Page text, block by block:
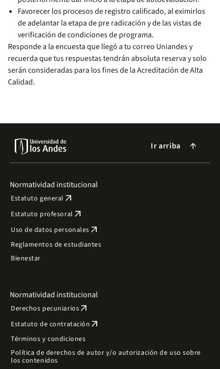
Favorecer los procesos de registro calificado, al eximirlos
de adelantar la etapa de pre radicación y de las vistas de
verificación de condiciones de programa.
Responde a la encuesta que llegó a tu correo Uniandes y
recuerda que tus respuestas tendrán absoluta reserva y solo
serán consideradas para los fines de la Acreditación de Alta
Calidad.
Ir arriba arrow_forward
Normatividad institucional
Estatuto general arrow_outward
Estatuto profesoral arrow_outward
Uso de datos personales arrow_outward
Reglamentos de estudiantes
Bienestar
Normatividad institucional
Derechos pecuniariosarrow_outward
Estatuto de contratación arrow_outward
Términos y condiciones
Política de derechos de autor y/o autorización de uso sobre
los contenidos